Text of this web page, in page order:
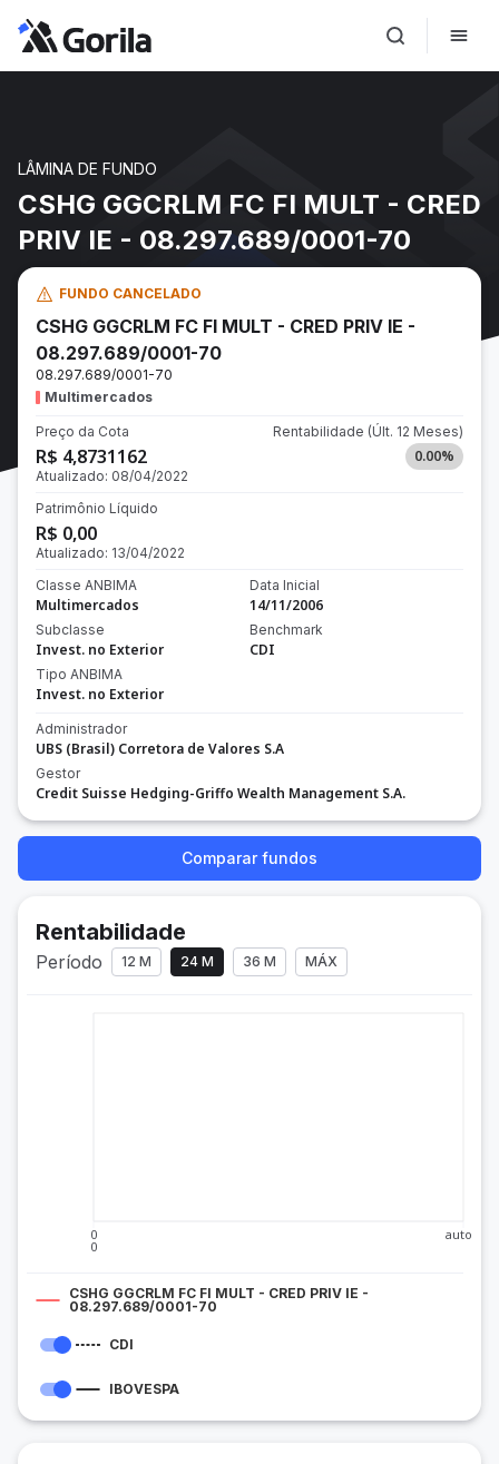
LÂMINA DE FUNDO
CSHG GGCRLM FC FI MULT - CRED
PRIV IE - 08.297.689/0001-70
FUNDO CANCELADO
CSHG GGCRLM FC FI MULT - CRED PRIV IE -
08.297.689/0001-70
08.297.689/0001-70
Multimercados
Preço da Cota
R$ 4,8731162
Atualizado: 08/04/2022
Rentabilidade (Últ. 12 Meses)
0.00%
Patrimônio Líquido
R$ 0,00
Atualizado: 13/04/2022
Classe ANBIMA
Multimercados
Subclasse
Invest. no Exterior
Tipo ANBIMA
Invest. no Exterior
Data Inicial
14/11/2006
Benchmark
CDI
Administrador
UBS (Brasil) Corretora de Valores S.A
Gestor
Credit Suisse Hedging-Griffo Wealth Management S.A.
Comparar fundos
Rentabilidade
Período 12 M 24 M 36 M MÁX
0
0
auto
CSHG GGCRLM FC FI MULT - CRED PRIV IE -
08.297.689/0001-70
CDI
IBOVESPA